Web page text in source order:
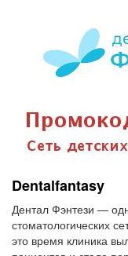
Dentalfantasy
Дентал Фэнтези —
стоматологических
это время клиника